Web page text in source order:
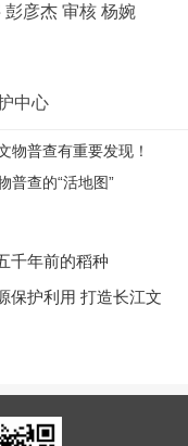
彦杰 审核 杨婉
中心
普查有重要发现！
查的“活地图”
千年前的稻种
保护利用 打造长江文